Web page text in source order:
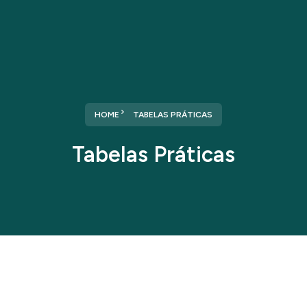
HOME TABELAS PRÁTICAS
Tabelas Práticas